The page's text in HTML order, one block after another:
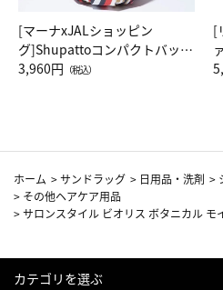
[マーナxJALショッピン
グ]Shupattoコンパクトバッグ
Drop JAL客室乗務員（LC）ス
3,960円 （税込）
[
ホーム >サンドラッグ > 日用品・洗剤 >
> その他ヘアケア用品
>サロンスタイル ビオリス ボタニカル
カテゴリを選ぶ